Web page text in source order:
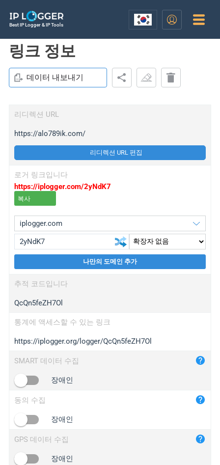
Best IP Logger & IP Tools
링크 정보
데이터 내보내기
리디렉션 URL
https://alo789ik.com/
리디렉션 URL 편집
로거 링크입니다
https://iplogger.com/2yNdK7
복사
wl.gl
ed.tc
bc.ax
iplogger.com
maper.info
2no.co
yip.su
iplogger.info
iplogger.cn
나만의 도메인 추가
추적 코드입니다
QcQn5feZH7Ol
통계에 액세스할 수 있는 링크
https://iplogger.org/logger/QcQn5feZH7Ol
SMART 데이터 수집
장애인
동의 수집
장애인
GPS 데이터 수집
장애인